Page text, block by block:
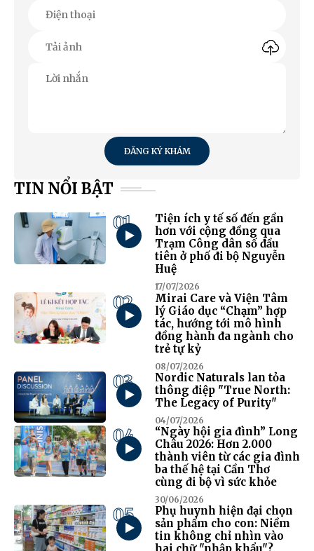
ĐĂNG KÝ KHÁM
TIN NỔI BẬT
01
Tiện ích y tế số đến gần
hơn với cộng đồng qua
Trạm Công dân số đầu
tiên ở phố đi bộ Nguyễn
Huệ
17/07/2026
02
Mirai Care và Viện Tâm
lý Giáo dục “Chạm” hợp
tác, hướng tới mô hình
đồng hành đa ngành cho
trẻ tự kỷ
08/07/2026
03
Nordic Naturals lan tỏa
thông điệp "True North:
The Legacy of Purity"
04/07/2026
04
“Ngày hội gia đình” Long
Châu 2026: Hơn 2.000
thành viên từ các gia đình
ba thế hệ tại Cần Thơ
cùng đi bộ vì sức khỏe
30/06/2026
05
Phụ huynh hiện đại chọn
sản phẩm cho con: Niềm
tin không chỉ nhìn vào